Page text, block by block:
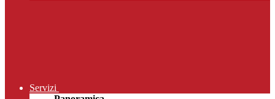
Servizi